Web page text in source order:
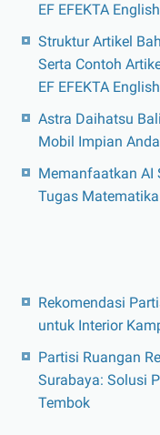
EF EFEKTA
Struktur Artikel
Serta Contoh
EF EFEKTA
Astra Daihatsu
Mobil Impian Anda
Memanfaatkan AI
Tugas
Rekomendasi
untuk Interior
Partisi Ruangan
Surabaya: Solusi
Tembok